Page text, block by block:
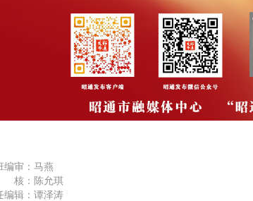
编审：马燕
：陈允琪
编辑：谭泽涛